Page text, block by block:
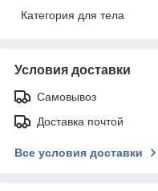
Категория для тела
Условия доставки
Самовывоз
Доставка почтой
Все условия доставки